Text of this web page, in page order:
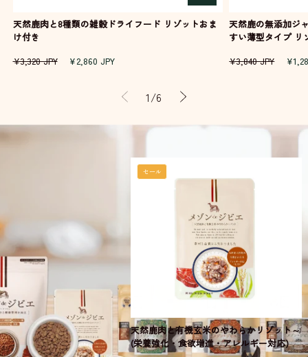
天然鹿肉と8種類の雑穀ドライフード リゾットおま
け付き
通
¥3,320 JPY
セ
格
¥2,860 JPY
天然鹿の無添加ジ
すい薄型タイプ
通
¥3,840 JPY
セ
格
1/の
6
セール
天然鹿肉と有機玄米のやわらかリゾット～
(栄養強化・食欲増進・アレルギー対応)